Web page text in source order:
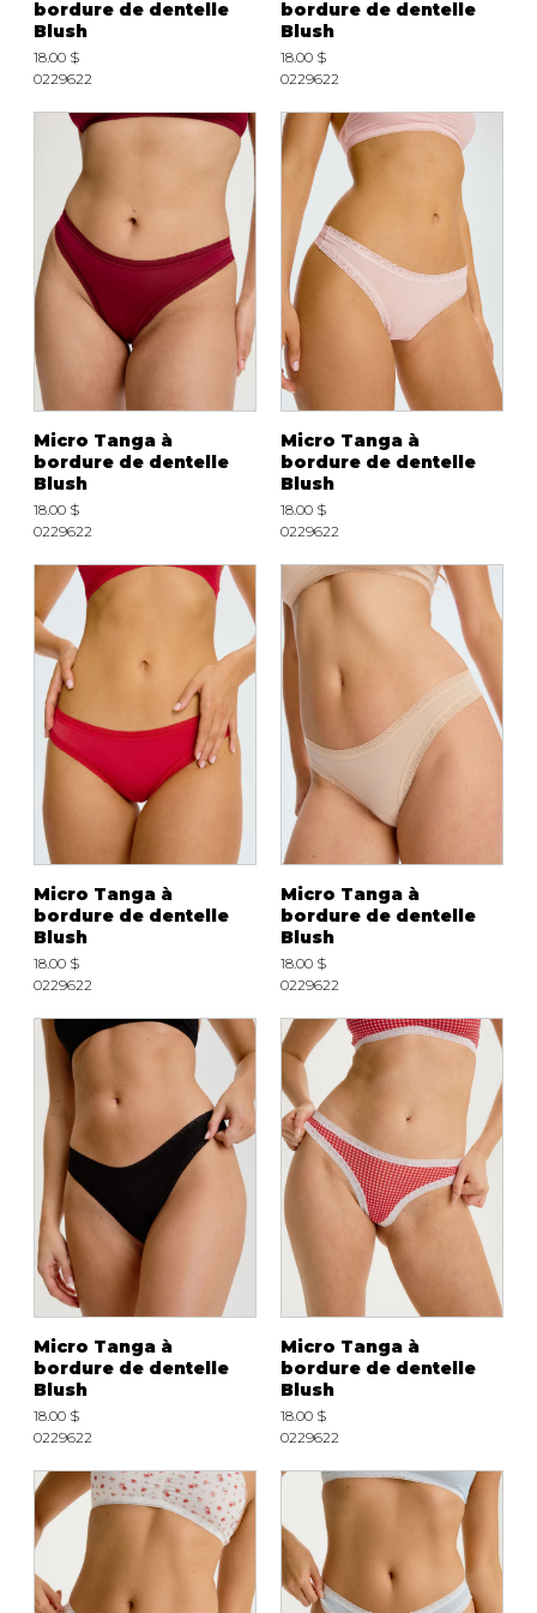
Fruits et Passion
Lunettes
Autres Essentiels
UNDZ
Accessoires de sous-
vêtements
MASTECTOMIE
Prothèses
Accessoires de sous-vêtements
bordure de dentelle
Blush
18.00 $
0229622
bordure de dentelle
Blush
18.00 $
0229622
Micro Tanga à
bordure de dentelle
Blush
18.00 $
0229622
Micro Tanga à
bordure de dentelle
Blush
18.00 $
0229622
Micro Tanga à
bordure de dentelle
Blush
18.00 $
0229622
Micro Tanga à
bordure de dentelle
Blush
18.00 $
0229622
Micro Tanga à
bordure de dentelle
Blush
18.00 $
0229622
Micro Tanga à
bordure de dentelle
Blush
18.00 $
0229622